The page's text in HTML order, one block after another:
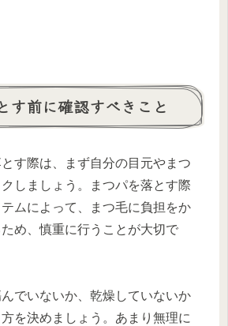
す前に確認すべきこと
す際は、まず自分の目元やまつ
しましょう。まつパを落とす際
ムによって、まつ毛に負担をか
め、慎重に行うことが大切で
でいないか、乾燥していないか
を決めましょう。あまり無理に